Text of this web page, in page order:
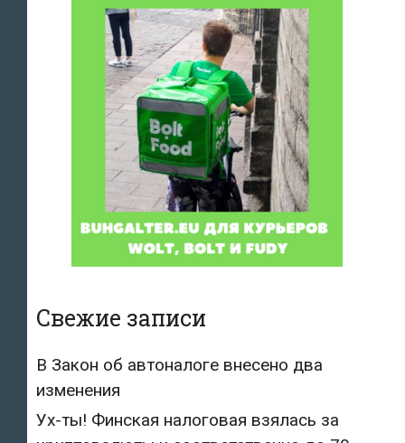
Свежие записи
В Закон об автоналоге внесено два
изменения
Ух-ты! Финская налоговая взялась за